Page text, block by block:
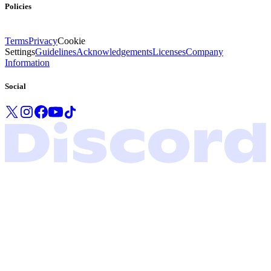
Policies
TermsPrivacyCookie
SettingsGuidelinesAcknowledgementsLicensesCompany
Information
Social